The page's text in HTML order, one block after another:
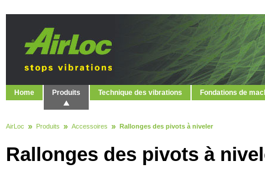
Home Produits Technique des vibrations Fondations de
AirLoc Produits Accessoires Rallonges des pivots à niveler
Rallonges des pivots à